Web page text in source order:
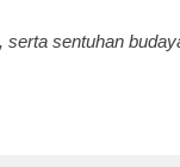
sentuhan